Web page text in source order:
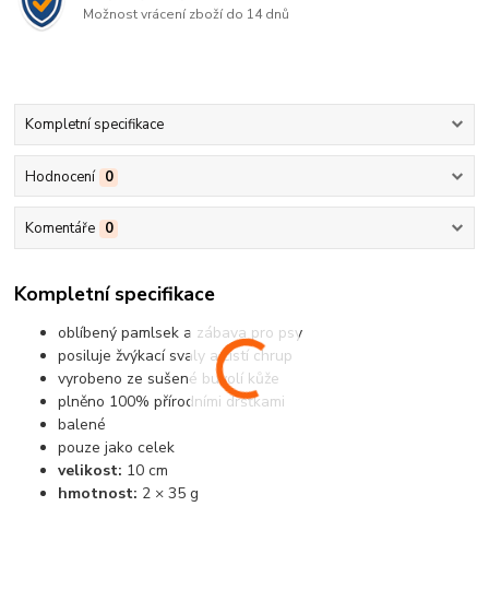
Možnost vrácení zboží do 14 dnů
Kompletní specifikace
Hodnocení 0
Komentáře 0
Kompletní specifikace
oblíbený pamlsek a zábava pro psy
posiluje žvýkací svaly a čistí chrup
vyrobeno ze sušené buvolí kůže
plněno 100% přírodními dršťkami
balené
pouze jako celek
velikost: 10 cm
hmotnost: 2 × 35 g